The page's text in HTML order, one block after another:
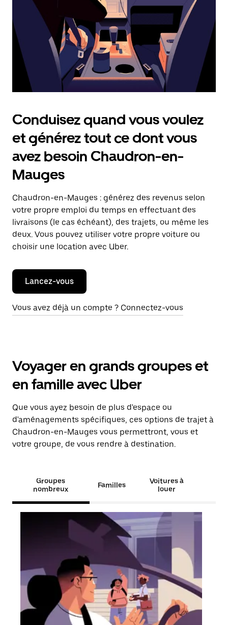
touche
pour
fermer
le
calendrier.
Conduisez quand vous voulez
et générez tout ce dont vous
avez besoin Chaudron-en-
Mauges
Chaudron-en-Mauges : générez des revenus selon
votre propre emploi du temps en effectuant des
livraisons (le cas échéant), des trajets, ou même les
deux. Vous pouvez utiliser votre propre voiture ou
choisir une location avec Uber.
Lancez-vous
Vous avez déjà un compte ? Connectez-vous
Voyager en grands groupes et
en famille avec Uber
Que vous ayez besoin de plus d'espace ou
d'aménagements spécifiques, ces options de trajet à
Chaudron-en-Mauges vous permettront, vous et
votre groupe, de vous rendre à destination.
Groupes
nombreux
Familles
Voitures à
louer